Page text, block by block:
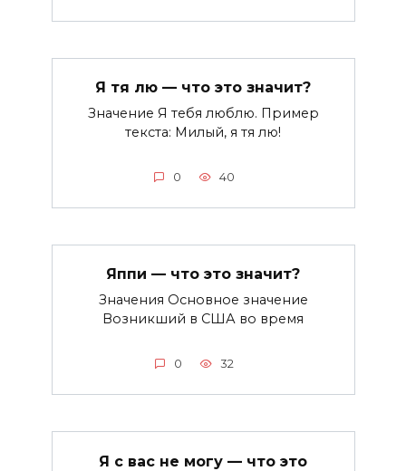
Я тя лю — что это значит?
Значение Я тебя люблю. Пример
текста: Милый, я тя лю!
0 40
Яппи — что это значит?
Значения Основное значение
Возникший в США во время
0 32
Я с вас не могу — что это